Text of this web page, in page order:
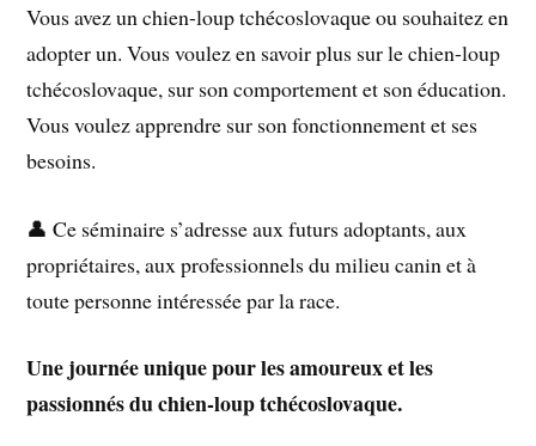
Vous avez un chien-loup tchécoslovaque ou souhaitez en
adopter un. Vous voulez en savoir plus sur le chien-loup
tchécoslovaque, sur son comportement et son éducation.
Vous voulez apprendre sur son fonctionnement et ses
besoins.
👤 Ce séminaire s’adresse aux futurs adoptants, aux
propriétaires, aux professionnels du milieu canin et à
toute personne intéressée par la race.
Une journée unique pour les amoureux et les
passionnés du chien-loup tchécoslovaque.